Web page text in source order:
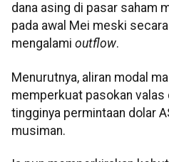
dana asing di pasar saham
pada awal Mei meski
mengalami outflow.
Menurutnya, aliran modal
memperkuat pasokan
tingginya permintaan dolar
musiman.